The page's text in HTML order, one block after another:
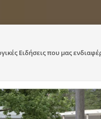
Ειδήσεις που μας